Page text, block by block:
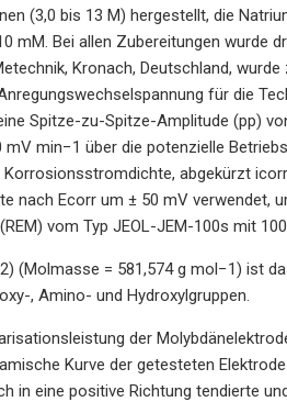
(3,0 bis 13 M) hergestellt, die
mM. Bei allen Zubereitungen wurde
Kronach, Deutschland,
für die
Spitze-zu-Spitze-Amplitude (pp)
min−1 über die potenzielle
abgekürzt
nach Ecorr um ± 50 mV verwendet,
vom Typ JEOL-JEM-100s mit
(Molmasse = 581,574 g mol−1) ist
, Amino- und Hydroxylgruppen.
der
Kurve der getesteten
in eine positive Richtung tendierte